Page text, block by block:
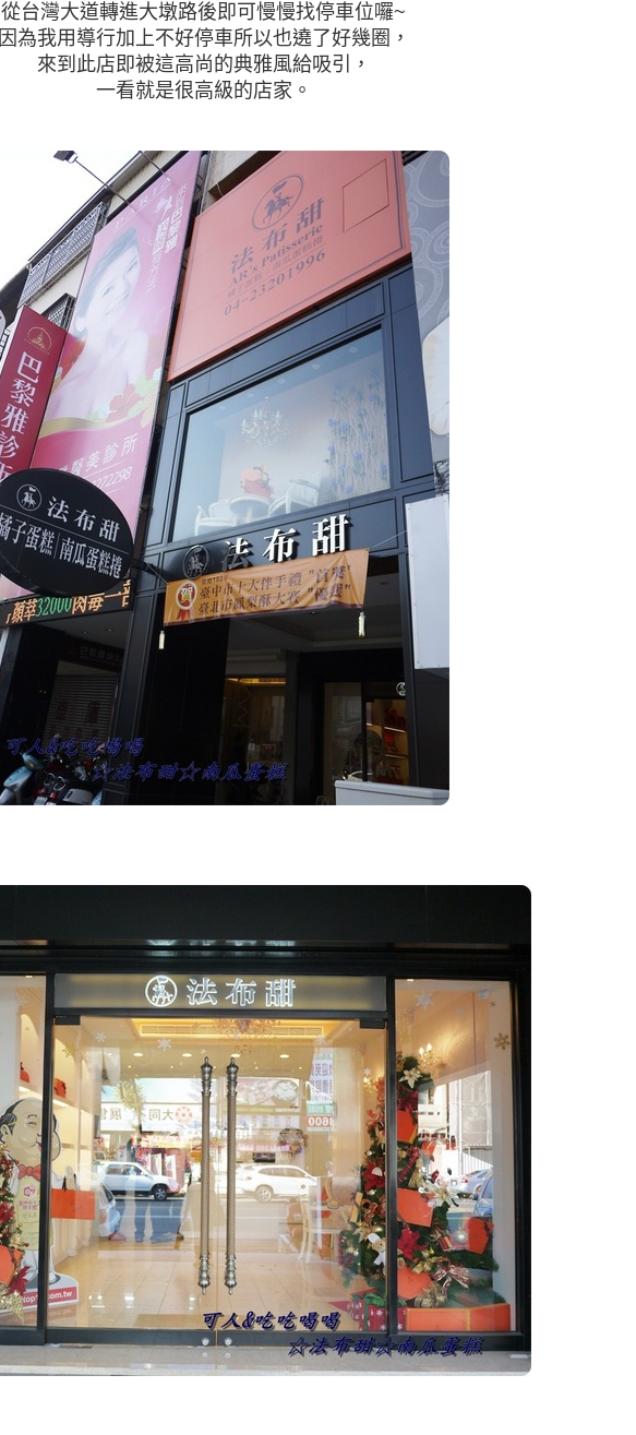
從台灣大道轉進大墩路後即可慢慢找停車位囉~
因為我用導行加上不好停車所以也遶了好幾圈，
來到此店即被這高尚的典雅風給吸引，
一看就是很高級的店家。